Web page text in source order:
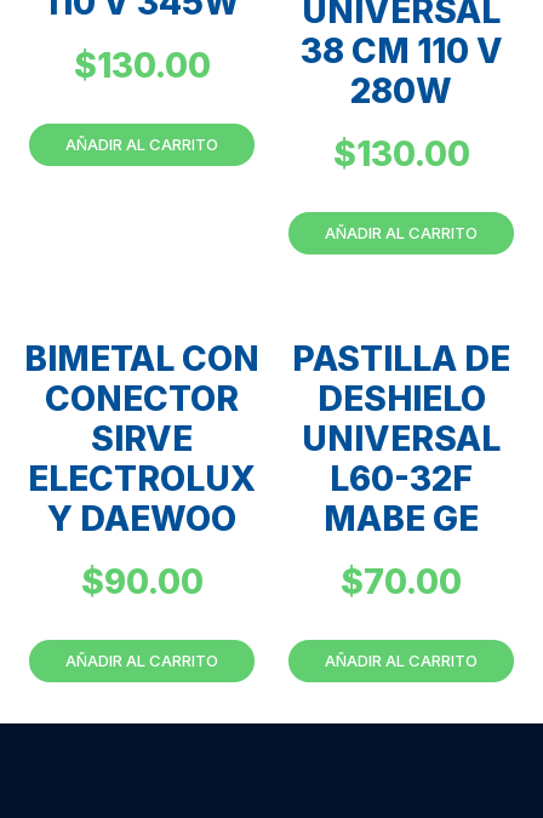
$130.00
AÑADIR AL CARRITO
UNIVERSAL
38 CM 110 V
280W
$130.00
AÑADIR AL CARRITO
BIMETAL CON
CONECTOR
SIRVE
ELECTROLUX
Y DAEWOO
$90.00
AÑADIR AL CARRITO
PASTILLA DE
DESHIELO
UNIVERSAL
L60-32F
MABE GE
$70.00
AÑADIR AL CARRITO